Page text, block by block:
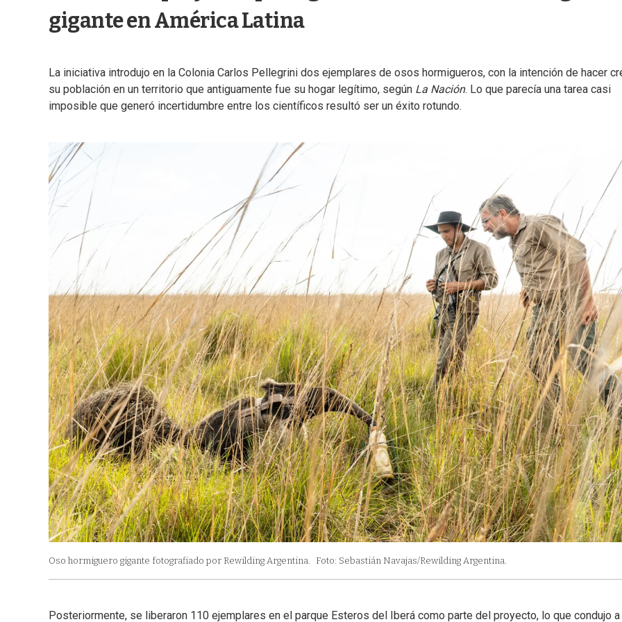
gigante en América Latina
La iniciativa introdujo en la Colonia Carlos Pellegrini dos ejemplares de osos hormigueros, con la intención de hacer
su población en un territorio que antiguamente fue su hogar legítimo, según La Nación. Lo que parecía una tarea casi
imposible que generó incertidumbre entre los científicos resultó ser un éxito rotundo.
Oso hormiguero gigante fotografiado por Rewilding Argentina. Foto: Sebastián Navajas/Rewilding Argentina.
Posteriormente, se liberaron 110 ejemplares en el parque Esteros del Iberá como parte del proyecto, lo que condujo